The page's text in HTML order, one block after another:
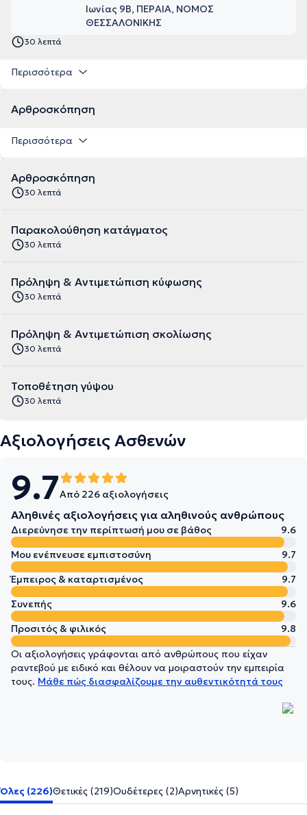
Ιωνίας 9Β, ΠΕΡΑΙΑ, ΝΟΜΟΣ
ΘΕΣΣΑΛΟΝΙΚΗΣ
30 λεπτά
Περισσότερα
Αρθροσκόπηση
Περισσότερα
Αρθροσκόπηση
30 λεπτά
Παρακολούθηση κατάγματος
30 λεπτά
Πρόληψη & Αντιμετώπιση κύφωσης
30 λεπτά
Πρόληψη & Αντιμετώπιση σκολίωσης
30 λεπτά
Τοποθέτηση γύψου
30 λεπτά
Αξιολογήσεις Ασθενών
9.7Από 226 αξιολογήσεις
Αληθινές αξιολογήσεις για αληθινούς ανθρώπους
Διερεύνησε την περίπτωσή μου σε βάθος
9.6
Μου ενέπνευσε εμπιστοσύνη
9.7
Έμπειρος & καταρτισμένος
9.7
Συνεπής
9.6
Προσιτός & φιλικός
9.8
Οι αξιολογήσεις γράφονται από ανθρώπους που είχαν
ραντεβού με ειδικό και θέλουν να μοιραστούν την εμπειρία
τους. Μάθε πώς διασφαλίζουμε την αυθεντικότητά τους
Όλες (226)Θετικές (219)Ουδέτερες (2)Αρνητικές (5)